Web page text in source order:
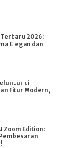
2026:
Elegan dan
di
Fitur Modern,
Zoom Edition: